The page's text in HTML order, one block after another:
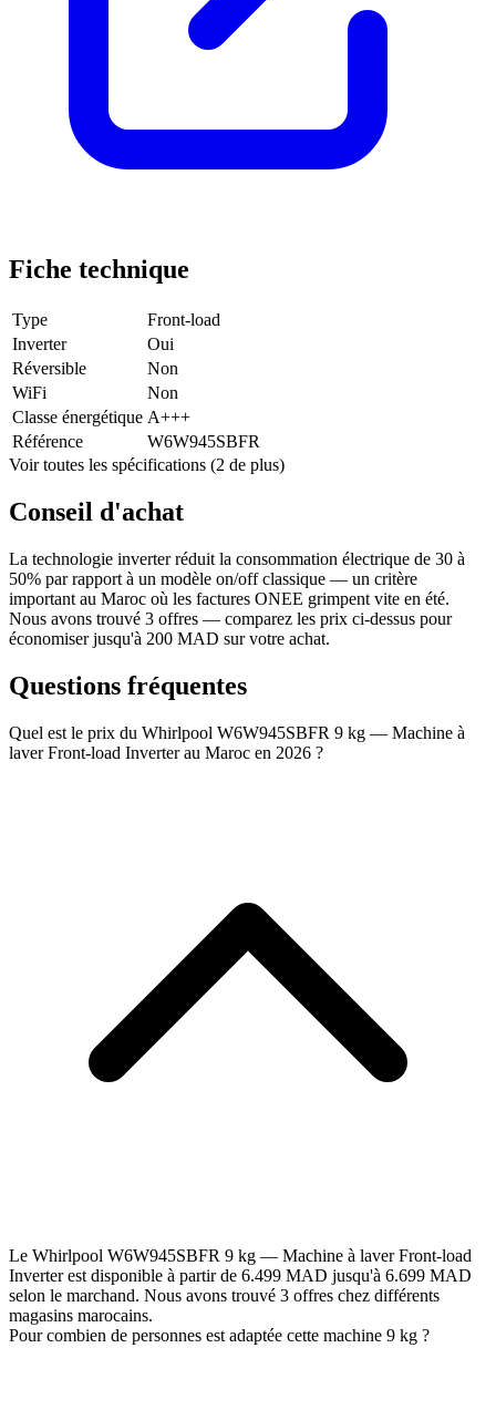
Fiche technique
Type
Front-load
Inverter
Oui
Réversible
Non
WiFi
Non
Classe énergétique A+++
Référence
W6W945SBFR
Voir toutes les spécifications (2 de plus)
Conseil d'achat
La technologie inverter réduit la consommation électrique de 30 à
50% par rapport à un modèle on/off classique — un critère
important au Maroc où les factures ONEE grimpent vite en été.
Nous avons trouvé 3 offres — comparez les prix ci-dessus pour
économiser jusqu'à 200 MAD sur votre achat.
Questions fréquentes
Quel est le prix du Whirlpool W6W945SBFR 9 kg — Machine à
laver Front-load Inverter au Maroc en 2026 ?
Le Whirlpool W6W945SBFR 9 kg — Machine à laver Front-load
Inverter est disponible à partir de 6.499 MAD jusqu'à 6.699 MAD
selon le marchand. Nous avons trouvé 3 offres chez différents
magasins marocains.
Pour combien de personnes est adaptée cette machine 9 kg ?